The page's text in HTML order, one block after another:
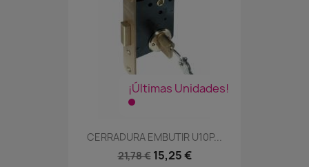
¡Últimas Unidades!
CERRADURA EMBUTIR U10P...
21,78 € 15,25 €